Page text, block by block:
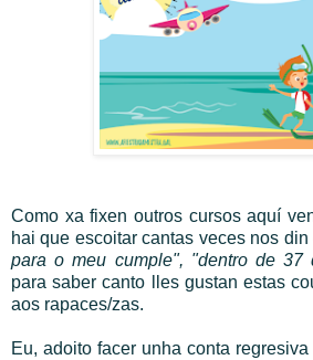
Como xa fixen outros cursos aquí
hai que escoitar cantas veces nos din
para o meu cumple", "dentro de 37
para saber canto lles gustan estas
aos rapaces/zas.
Eu, adoito facer unha conta